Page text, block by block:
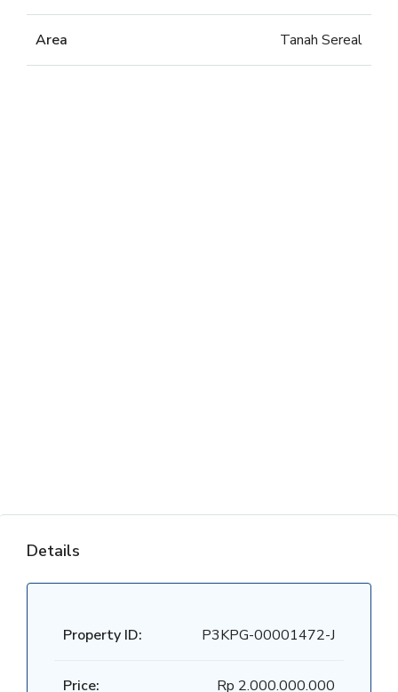
Area Tanah Sereal
Details
Property ID: P3KPG-00001472-J
Price: Rp 2.000.000.000